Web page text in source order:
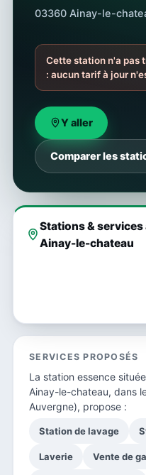
03360 Ainay-le-
Cette station n'a pas
: aucun tarif à jour
Y aller
Comparer les
Stations &
Ainay-le-chateau
SERVICES PROPOSÉS
La station essence située
Ainay-le-chateau, dans
Auvergne), propose :
Station de lavage
Laverie Vente de